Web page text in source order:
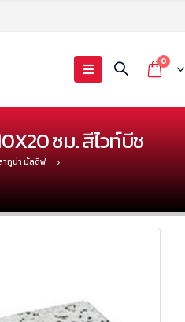
0
ซม. สีไวท์บีช
ากูน่า มัลดีฟ